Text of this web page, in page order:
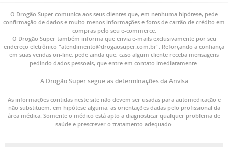
O Drogão Super comunica aos seus clientes que, em nenhuma hipótese, pede
confirmação de dados e muito menos informações e fotos de cartão de crédito em
compras pelo seu e-commerce.
O Drogão Super também informa que envia e-mails exclusivamente por seu
endereço eletrônico "atendimento@drogaosuper.com.br". Reforçando a confiança
em suas vendas on-line, pede ainda que, caso algum cliente receba mensagens
pedindo dados pessoais, que entre em contato imediatamente.
A Drogão Super segue as determinações da Anvisa
As informações contidas neste site não devem ser usadas para automedicação e
não substituem, em hipótese alguma, as orientações dadas pelo profissional da
área médica. Somente o médico está apto a diagnosticar qualquer problema de
saúde e prescrever o tratamento adequado.